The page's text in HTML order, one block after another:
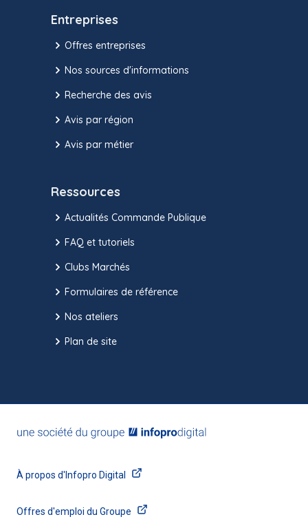
Entreprises
Offres entreprises
Nos sources d'informations
Recherche des avis
Avis par région
Avis par métier
Ressources
Actualités Commande Publique
FAQ et tutoriels
Clubs Marchés
Formulaires de référence
Nos ateliers
Plan de site